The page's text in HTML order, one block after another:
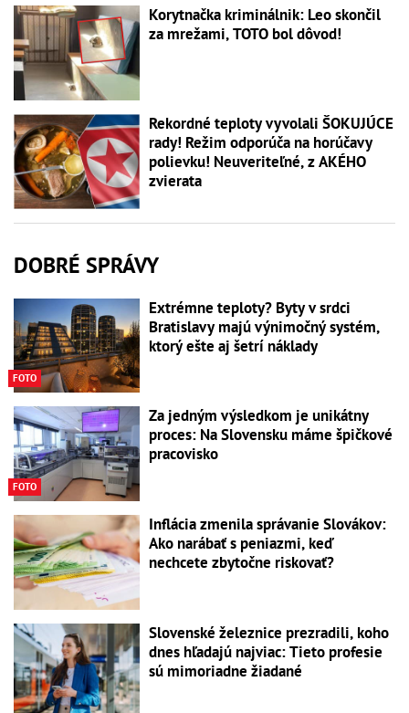
Korytnačka kriminálnik: Leo skončil
za mrežami, TOTO bol dôvod!
Rekordné teploty vyvolali ŠOKUJÚCE
rady! Režim odporúča na horúčavy
polievku! Neuveriteľné, z AKÉHO
zvierata
DOBRÉ SPRÁVY
FOTO
Extrémne teploty? Byty v srdci
Bratislavy majú výnimočný systém,
ktorý ešte aj šetrí náklady
FOTO
Za jedným výsledkom je unikátny
proces: Na Slovensku máme špičkové
pracovisko
Inflácia zmenila správanie Slovákov:
Ako narábať s peniazmi, keď
nechcete zbytočne riskovať?
Slovenské železnice prezradili, koho
dnes hľadajú najviac: Tieto profesie
sú mimoriadne žiadané